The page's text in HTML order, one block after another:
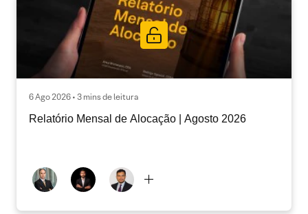
6 Ago 2026 • 3 mins de leitura
Relatório Mensal de Alocação | Agosto 2026